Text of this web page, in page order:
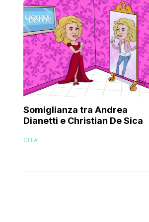
Somiglianza tra Andrea
Dianetti e Christian De Sica
CHIA